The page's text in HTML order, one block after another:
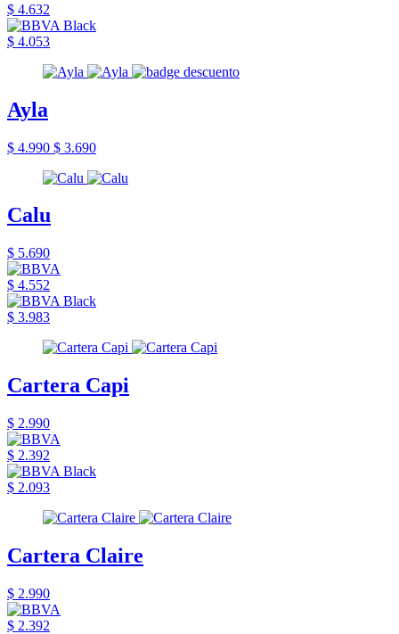
$ 4.632
$ 4.053
Ayla
$ 4.990 $ 3.690
Calu
$ 5.690
$ 4.552
$ 3.983
Cartera Capi
$ 2.990
$ 2.392
$ 2.093
Cartera Claire
$ 2.990
$ 2.392